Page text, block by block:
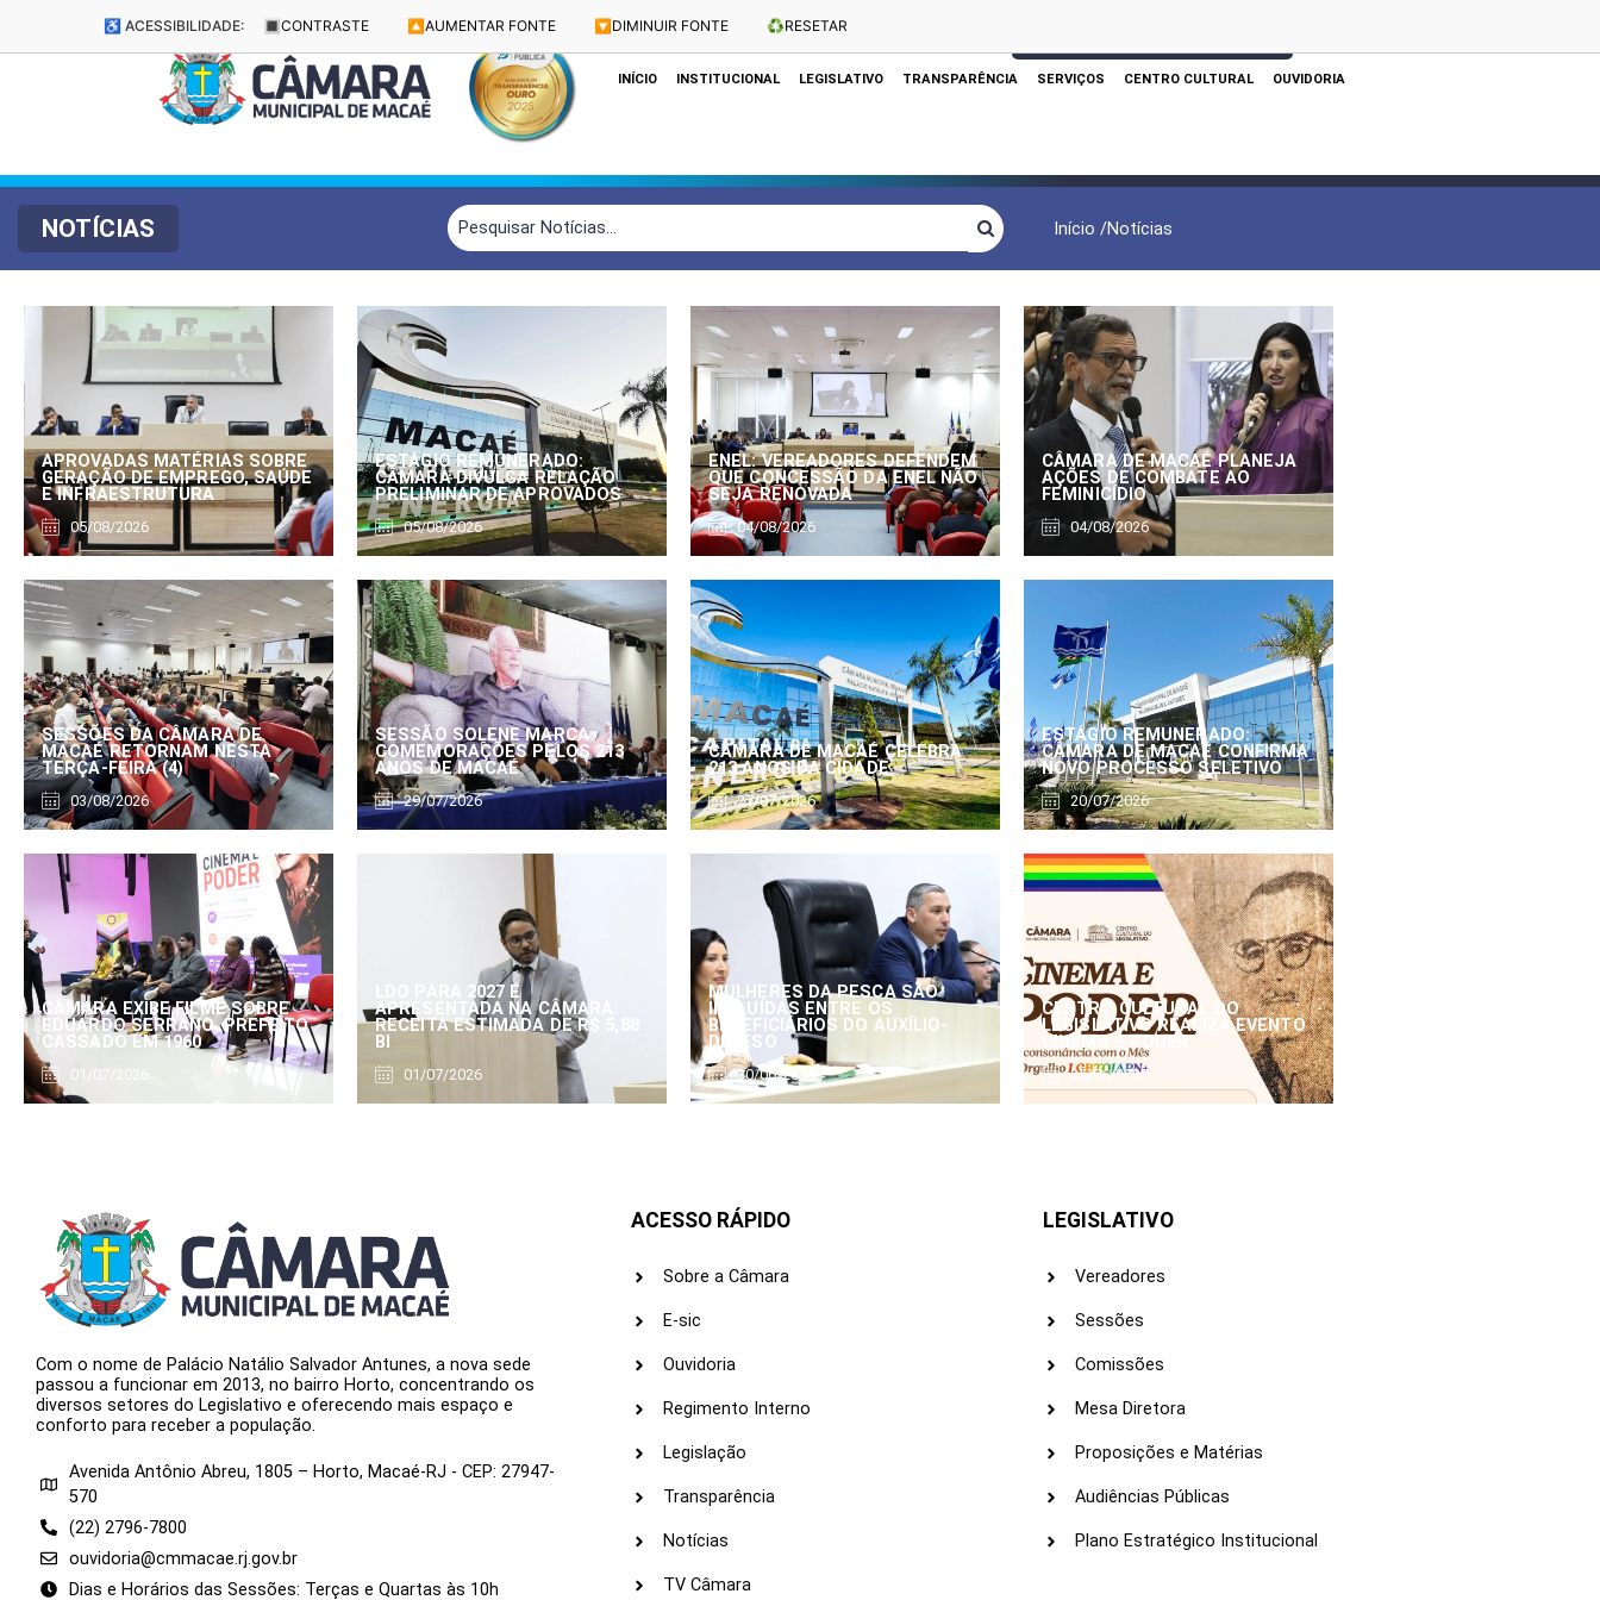
♿ ACESSIBILIDADE: 🔳 CONTRASTE 🔼 AUMENTAR FONTE 🔽 DIMINUIR FONTE ♻️RESETAR
Dias e Horários das Sessões: Terças e Quartas às 10h
INÍCIO INSTITUCIONAL LEGISLATIVO TRANSPARÊNCIA SERVIÇOS CENTRO CULTURAL OUVIDORIA
NOTÍCIAS Início /Notícias
APROVADAS MATÉRIAS SOBRE
GERAÇÃO DE EMPREGO, SAÚDE
E INFRAESTRUTURA
05/08/2026
ESTÁGIO REMUNERADO:
CÂMARA DIVULGA RELAÇÃO
PRELIMINAR DE APROVADOS
05/08/2026
ENEL: VEREADORES DEFENDEM
QUE CONCESSÃO DA ENEL NÃO
SEJA RENOVADA
04/08/2026
CÂMARA DE MACAÉ PLANEJA
AÇÕES DE COMBATE AO
FEMINICÍDIO
04/08/2026
SESSÕES DA CÂMARA DE
MACAÉ RETORNAM NESTA
TERÇA-FEIRA (4)
03/08/2026
SESSÃO SOLENE MARCA
COMEMORAÇÕES PELOS 213
ANOS DE MACAÉ
29/07/2026
CÂMARA DE MACAÉ CELEBRA
213 ANOS DA CIDADE
27/07/2026
ESTÁGIO REMUNERADO:
CÂMARA DE MACAÉ CONFIRMA
NOVO PROCESSO SELETIVO
20/07/2026
CÂMARA EXIBE FILME SOBRE
EDUARDO SERRANO, PREFEITO
CASSADO EM 1960
01/07/2026
LDO PARA 2027 É
APRESENTADA NA CÂMARA:
RECEITA ESTIMADA DE R$ 5,88
BI
01/07/2026
MULHERES DA PESCA SÃO
INCLUÍDAS ENTRE OS
BENEFICIÁRIOS DO AUXÍLIO-
DEFESO
30/06/2026
CENTRO CULTURAL DO
LEGISLATIVO REALIZA EVENTO
CINEMA E PODER
25/06/2026
Com o nome de Palácio Natálio Salvador Antunes, a nova sede
passou a funcionar em 2013, no bairro Horto, concentrando os
diversos setores do Legislativo e oferecendo mais espaço e
conforto para receber a população.
Avenida Antônio Abreu, 1805 – Horto, Macaé-RJ - CEP: 27947-
570
(22) 2796-7800
ouvidoria@cmmacae.rj.gov.br
Dias e Horários das Sessões: Terças e Quartas às 10h
ACESSO RÁPIDO
Sobre a Câmara
E-sic
Ouvidoria
Regimento Interno
Legislação
Transparência
Notícias
TV Câmara
LEGISLATIVO
Vereadores
Sessões
Comissões
Mesa Diretora
Proposições e Matérias
Audiências Públicas
Plano Estratégico Institucional